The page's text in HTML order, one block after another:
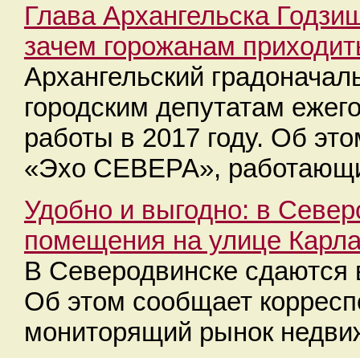
Глава Архангельска
зачем горожанам
Архангельский
городским депутатам
работы в 2017 году. Об
«Эхо СЕВЕРА»,
Удобно и выгодно: в
помещения на улице
В Северодвинске
Об этом сообщает
мониторящий рынок